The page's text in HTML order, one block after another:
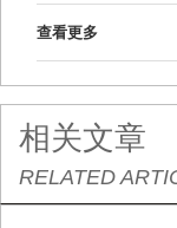
查看更多
相关文章
RELATED